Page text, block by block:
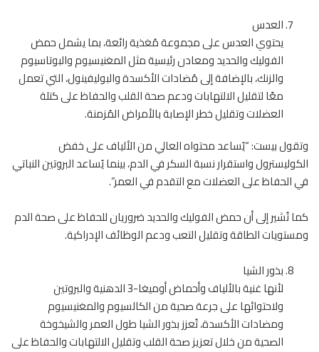
العدس
يحتوي العدس على مجموعة مُغذية رائعة، بما يشمل حمض
الفوليك والحديد ومعادن رئيسية مثل المغنيسيوم والبوتاسيوم
والزنك، بالإضافة إلى مُضادات الأكسدة والبوليفينول، التي تعمل
معًا لتقليل الالتهابات ودعم صحة القلب والحفاظ على كتلة
العضلات وتقليل خطر الإصابة بالأمراض المُزمنة.
وتقول بيست: “يُساعد محتواه العالي من الألياف على خفض
الكوليسترول واستقرار نسبة السكر في الدم، بينما يُساعد البروتين النباتي
في الحفاظ على العضلات مع التقدم في العمر”.
كما تُشير إلى أن حمض الفوليك والحديد ضروريان للحفاظ على صحة الدم
ومستويات الطاقة وتقليل التعب ودعم الوظائف الإدراكية.
بذور الشيا
لأنها غنية بالألياف وأحماض أوميغا-3 الدهنية والبروتين
ولاحتوائها على جرعة صحية من الكالسيوم والمغنيسيوم
ومضادات الأكسدة، تُعزز بذور الشيا طول العمر والشيخوخة
الصحية من خلال تعزيز صحة القلب وتقليل الالتهابات والحفاظ على